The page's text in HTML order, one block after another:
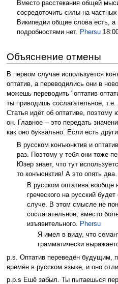
Вместо расстекания общей
сосредоточить силы на
Википедии общие слова есть, а
подробностями нет.
Phersu
Объяснение отмены
В первом случае используется
оптатив, а переводились они в
можешь переводить "оптатив
ты приводишь сослагательное, т.е.
Статья идёт об оптативе, поэтому
он. Главное -- это передать
как оно буквально. Если есть
В русском конъюнктив и
раз. Поэтому у тебя они тоже
Юзер знает, что тут
то конъюнктив! А это опять
В русском оптатива вообще
греческого на русский
случе. В этом смысле не
сослагательное, вместо
изъявительного.
Phersu
Я имел в виду, что
грамматически
p.s. Оптатив переведён будущим,
времён в русском языке, и оно
p.p.s Ешё забыл. Ты пытаешься